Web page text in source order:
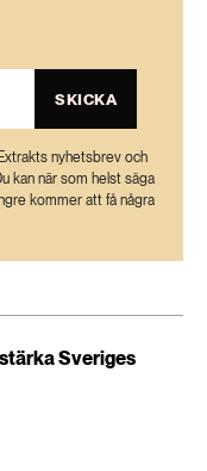
SKICKA
nyhetsbrev och
kan när som helst säga
kommer att få några
Sveriges